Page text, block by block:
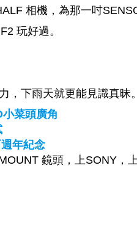
相機，為那一吋
玩好過。
，下雨天就更能見識真昧。
菜頭廣角
年紀念
鏡頭，上SONY，